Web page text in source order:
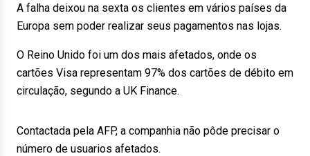
A falha deixou na sexta os clientes em vários países da
Europa sem poder realizar seus pagamentos nas lojas.
O Reino Unido foi um dos mais afetados, onde os
cartões Visa representam 97% dos cartões de débito em
circulação, segundo a UK Finance.
Contactada pela AFP, a companhia não pôde precisar o
número de usuarios afetados.